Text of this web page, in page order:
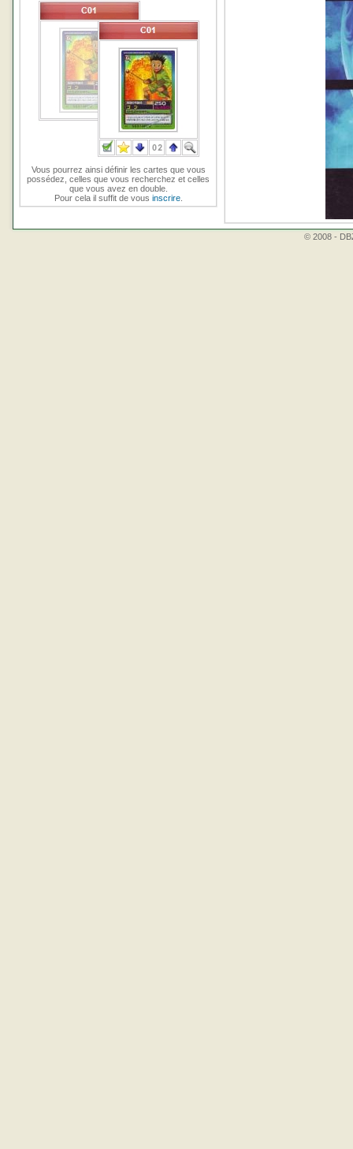
Vous pourrez ainsi définir les cartes que vous
possédez, celles que vous recherchez et celles
que vous avez en double.
Pour cela il suffit de vous inscrire.
© 2008 -